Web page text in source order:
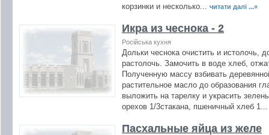
корзинки и несколько... читати далі ...»
Икра из чеснока - 2
Російська кухня
Дольки чеснока очистить и истолочь,
растолочь. Замочить в воде хлеб,
Полученную массу взбивать
растительное масло до образования
выложить на тарелку и украсить
орехов 1/3стакана, пшеничный хлеб
Пасхальные яйца из желе